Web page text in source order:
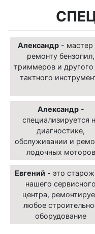
Александр - мастер
ремонту бензопил,
триммеров и
тактного
Александр-
специализируется
диагностике,
обслуживании и
лодочных моторов
Евгений - это
нашего сервисного
центра,
любое
оборудование